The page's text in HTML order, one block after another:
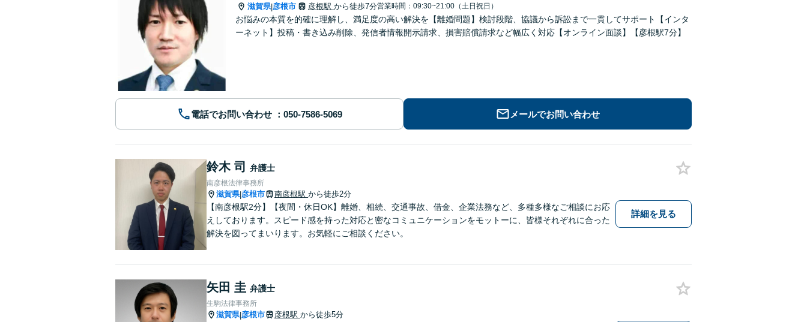
滋賀県|彦根市 彦根駅 から徒歩7分営業時間：09:30~21:00（土日祝日）
お悩みの本質を的確に理解し、満足度の高い解決を【離婚問題】検討段階、協議から訴訟まで一貫してサポート【インタ
ーネット】投稿・書き込み削除、発信者情報開示請求、損害賠償請求など幅広く対応【オンライン面談】【彦根駅7分】
電話でお問い合わせ メールでお問い合わせ
鈴木 司 弁護士
南彦根法律事務所
滋賀県|彦根市 南彦根駅 から徒歩2分
【南彦根駅2分】【夜間・休日OK】離婚、相続、交通事故、借金、企業法務など、多種多様なご相談にお応
えしております。スピード感を持った対応と密なコミュニケーションをモットーに、皆様それぞれに合った
解決を図ってまいります。お気軽にご相談ください。
詳細を見る
矢田 圭 弁護士
生駒法律事務所
滋賀県|彦根市 彦根駅 から徒歩5分